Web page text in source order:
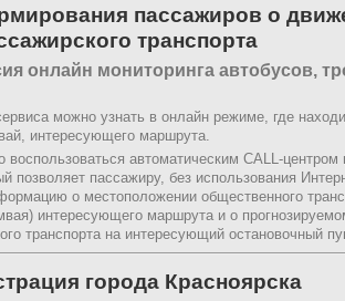
пассажиров о
транспорта
онлайн мониторинга автобусов,
можно узнать в онлайн режиме, где
интересующего маршрута.
воспользоваться автоматическим CALL-
позволяет пассажиру, без использования
о местоположении общественного
интересующего маршрута и о
транспорта на интересующий остановочный
города Красноярска